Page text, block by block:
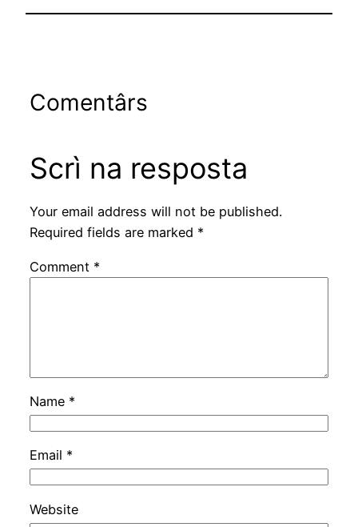
Comentârs
Scrì na resposta
Your email address will not be published.
Required fields are marked *
Comment *
Name *
Email *
Website